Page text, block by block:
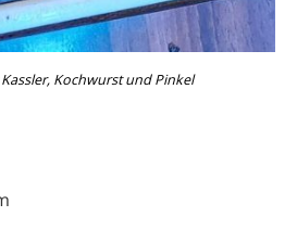
Kochwurst und Pinkel